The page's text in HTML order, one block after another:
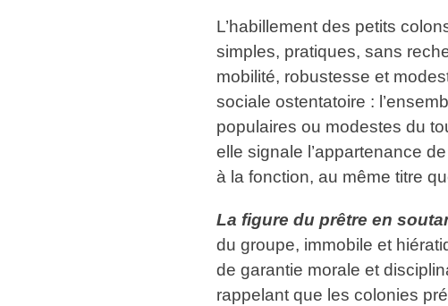
L’habillement des petits
simples, pratiques, sans
mobilité, robustesse et
sociale ostentatoire :
populaires ou modestes du
elle signale l’appartenance
à la fonction, au même titre
La figure du prêtre en
du groupe, immobile et
de garantie morale et
rappelant que les colonies